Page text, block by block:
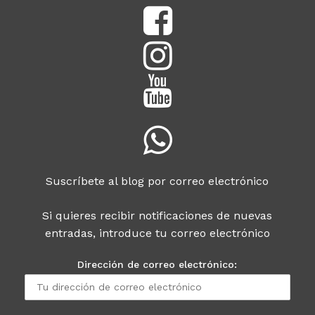
Suscríbete al blog por correo electrónico
Si quieres recibir notificaciones de nuevas
entradas, introduce tu correo electrónico
Dirección de correo electrónico: